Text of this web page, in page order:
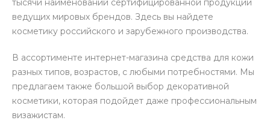
ведущих мировых брендов. Здесь вы найдете
косметику российского и зарубежного производства.
В ассортименте интернет-магазина средства для кожи
разных типов, возрастов, с любыми потребностями. Мы
предлагаем также большой выбор декоративной
косметики, которая подойдет даже профессиональным
визажистам.